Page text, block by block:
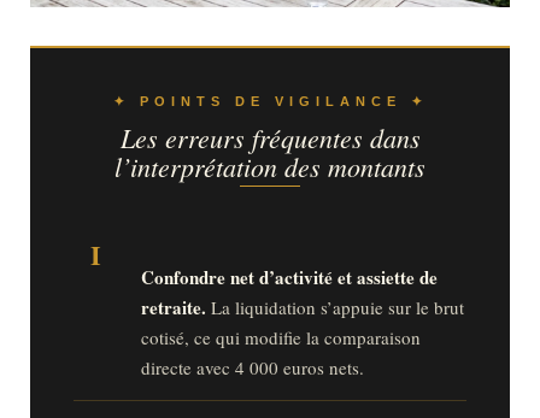
✦ POINTS DE VIGILANCE ✦
Les erreurs fréquentes dans
l’interprétation des montants
I
Confondre net d’activité et assiette de
retraite. La liquidation s’appuie sur le brut
cotisé, ce qui modifie la comparaison
directe avec 4 000 euros nets.